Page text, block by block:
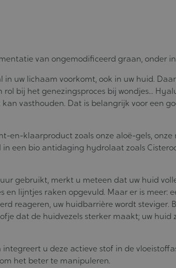
van ongemodificeerd graan, onder
in uw lichaam voorkomt, ook in uw huid.
rol bij het genezingsproces bij wondjes...
vasthouden. Dat is belangrijk voor een
en-klaarproduct zoals onze aloë-gels,
een bio antidaging hydrolaat zoals
gebruikt, merkt u meteen dat uw huid
en lijntjes raken opgevuld. Maar er is meer:
reageren, uw huidbarrière wordt
dat de huidvezels sterker maakt; uw huid
u deze actieve stof in de
het beter te manipuleren.